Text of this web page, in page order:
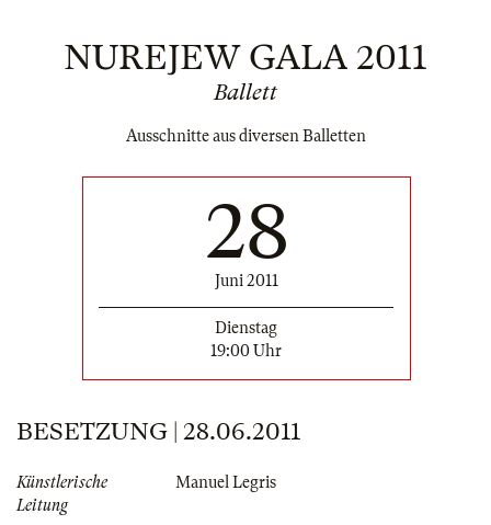
NUREJEW GALA 2011
Ballett
Ausschnitte aus diversen Balletten
28
Juni 2011
Dienstag
19:00 Uhr
BESETZUNG | 28.06.2011
Künstlerische
Leitung
Manuel Legris